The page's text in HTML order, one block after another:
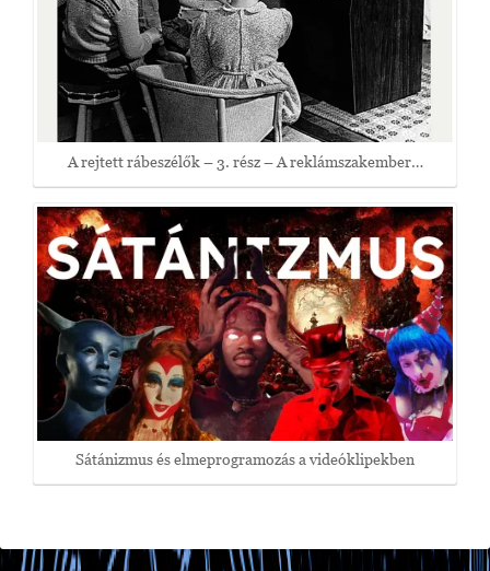
A rejtett rábeszélők – 3. rész – A reklámszakember…
Sátánizmus és elmeprogramozás a videóklipekben